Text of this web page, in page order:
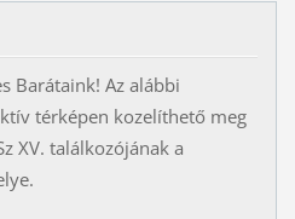
Barátaink! Az alábbi
térképen kozelíthető meg
XV. találkozójának a